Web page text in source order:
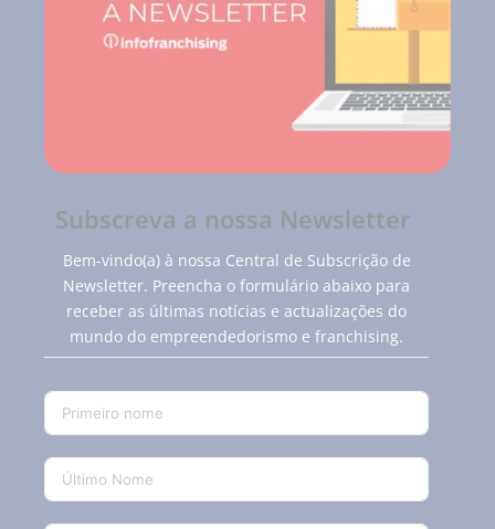
Subscreva a nossa Newsletter
Bem-vindo(a) à nossa Central de Subscrição de
Newsletter. Preencha o formulário abaixo para
receber as últimas notícias e actualizações do
mundo do empreendedorismo e franchising.